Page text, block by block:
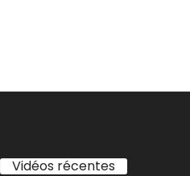
Vidéos récentes